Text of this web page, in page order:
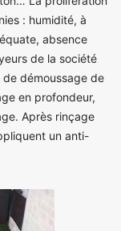
: humidité, à
absence
de la société
démoussage de
en profondeur,
Après rinçage
un anti-